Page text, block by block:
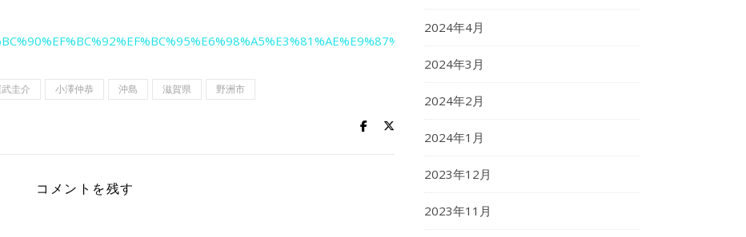
圭介 小澤仲恭 沖島 滋賀県 野洲市
コメントを残す
2024年4月
2024年3月
2024年2月
2024年1月
2023年12月
2023年11月